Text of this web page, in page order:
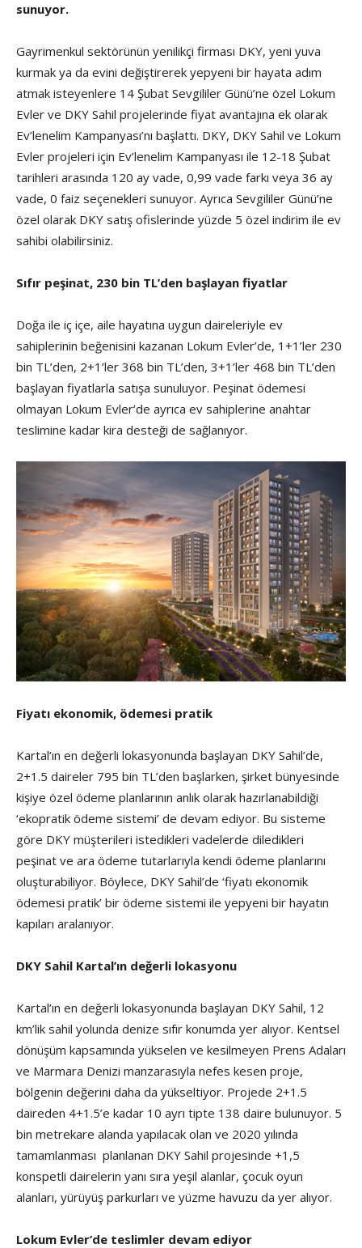
sunuyor.
Gayrimenkul sektörünün yenilikçi firması DKY, yeni yuva
kurmak ya da evini değiştirerek yepyeni bir hayata adım
atmak isteyenlere 14 Şubat Sevgililer Günü’ne özel Lokum
Evler ve DKY Sahil projelerinde fiyat avantajına ek olarak
Ev’lenelim Kampanyası’nı başlattı. DKY, DKY Sahil ve Lokum
Evler projeleri için Ev’lenelim Kampanyası ile 12-18 Şubat
tarihleri arasında 120 ay vade, 0,99 vade farkı veya 36 ay
vade, 0 faiz seçenekleri sunuyor. Ayrıca Sevgililer Günü’ne
özel olarak DKY satış ofislerinde yüzde 5 özel indirim ile ev
sahibi olabilirsiniz.
Sıfır peşinat, 230 bin TL’den başlayan fiyatlar
Doğa ile iç içe, aile hayatına uygun daireleriyle ev
sahiplerinin beğenisini kazanan Lokum Evler’de, 1+1’ler 230
bin TL’den, 2+1’ler 368 bin TL’den, 3+1’ler 468 bin TL’den
başlayan fiyatlarla satışa sunuluyor. Peşinat ödemesi
olmayan Lokum Evler’de ayrıca ev sahiplerine anahtar
teslimine kadar kira desteği de sağlanıyor.
Fiyatı ekonomik, ödemesi pratik
Kartal’ın en değerli lokasyonunda başlayan DKY Sahil’de,
2+1.5 daireler 795 bin TL’den başlarken, şirket bünyesinde
kişiye özel ödeme planlarının anlık olarak hazırlanabildiği
‘ekopratik ödeme sistemi’ de devam ediyor. Bu sisteme
göre DKY müşterileri istedikleri vadelerde diledikleri
peşinat ve ara ödeme tutarlarıyla kendi ödeme planlarını
oluşturabiliyor. Böylece, DKY Sahil’de ‘fiyatı ekonomik
ödemesi pratik’ bir ödeme sistemi ile yepyeni bir hayatın
kapıları aralanıyor.
DKY Sahil Kartal’ın değerli lokasyonu
Kartal’ın en değerli lokasyonunda başlayan DKY Sahil, 12
km’lik sahil yolunda denize sıfır konumda yer alıyor. Kentsel
dönüşüm kapsamında yükselen ve kesilmeyen Prens Adaları
ve Marmara Denizi manzarasıyla nefes kesen proje,
bölgenin değerini daha da yükseltiyor. Projede 2+1.5
daireden 4+1.5’e kadar 10 ayrı tipte 138 daire bulunuyor. 5
bin metrekare alanda yapılacak olan ve 2020 yılında
tamamlanması planlanan DKY Sahil projesinde +1,5
konspetli dairelerin yanı sıra yeşil alanlar, çocuk oyun
alanları, yürüyüş parkurları ve yüzme havuzu da yer alıyor.
Lokum Evler’de teslimler devam ediyor